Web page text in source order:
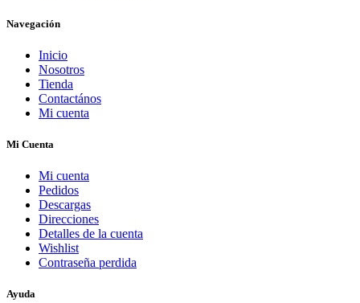
Navegación
Inicio
Nosotros
Tienda
Contactános
Mi cuenta
Mi Cuenta
Mi cuenta
Pedidos
Descargas
Direcciones
Detalles de la cuenta
Wishlist
Contraseña perdida
Ayuda